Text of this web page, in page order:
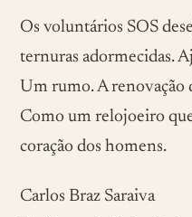
Os voluntários SOS
ternuras adormecidas.
Um rumo. A renovação
Como um relojoeiro
coração dos homens.
Carlos Braz Saraiva